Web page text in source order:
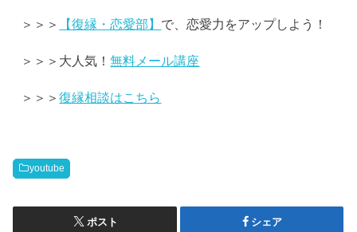
＞＞＞ 【復縁・恋愛部】 で、恋愛力をアップしよう！
＞＞＞大人気！無料メール講座
＞＞＞復縁相談はこちら
youtube
ポスト シェア